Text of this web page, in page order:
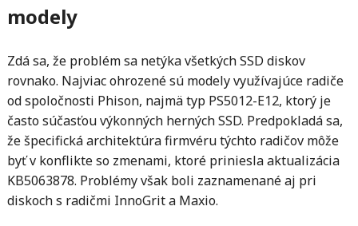
modely
Zdá sa, že problém sa netýka všetkých SSD diskov
rovnako. Najviac ohrozené sú modely využívajúce radiče
od spoločnosti Phison, najmä typ PS5012-E12, ktorý je
často súčasťou výkonných herných SSD. Predpokladá sa,
že špecifická architektúra firmvéru týchto radičov môže
byť v konflikte so zmenami, ktoré priniesla aktualizácia
KB5063878. Problémy však boli zaznamenané aj pri
diskoch s radičmi InnoGrit a Maxio.